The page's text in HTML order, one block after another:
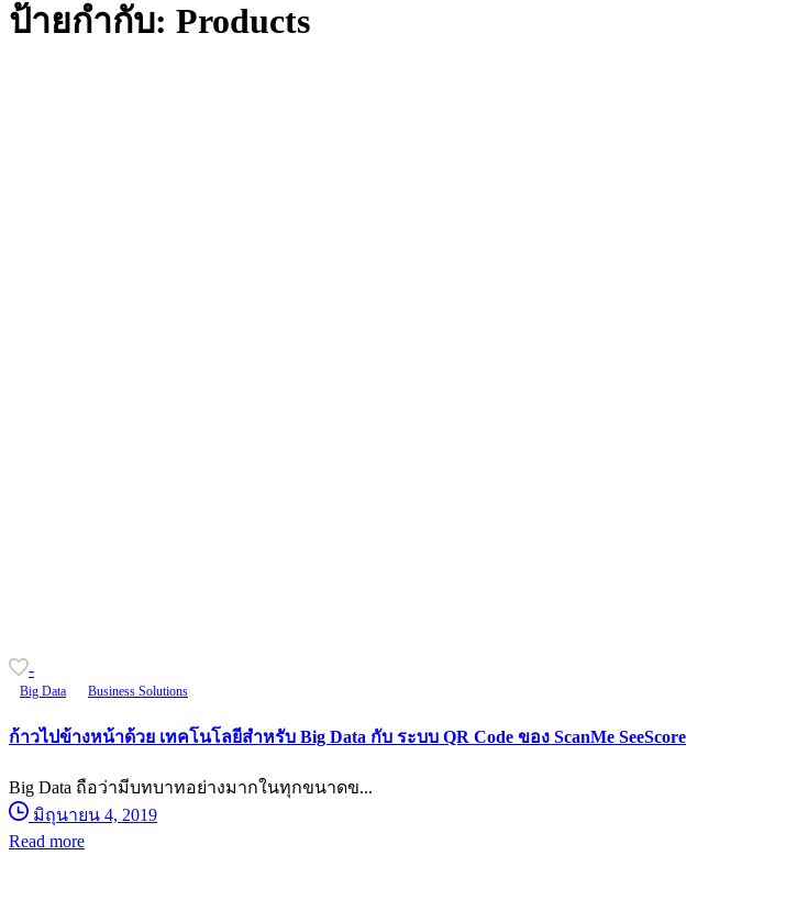
ป้ายกำกับ: Products
-
Big Data Business Solutions
ก้าวไปข้างหน้าด้วย เทคโนโลยีสำหรับ Big Data กับ ระบบ QR Code ของ ScanMe SeeScore
Big Data ถือว่ามีบทบาทอย่างมากในทุกขนาดข...
มิถุนายน 4, 2019
Read more